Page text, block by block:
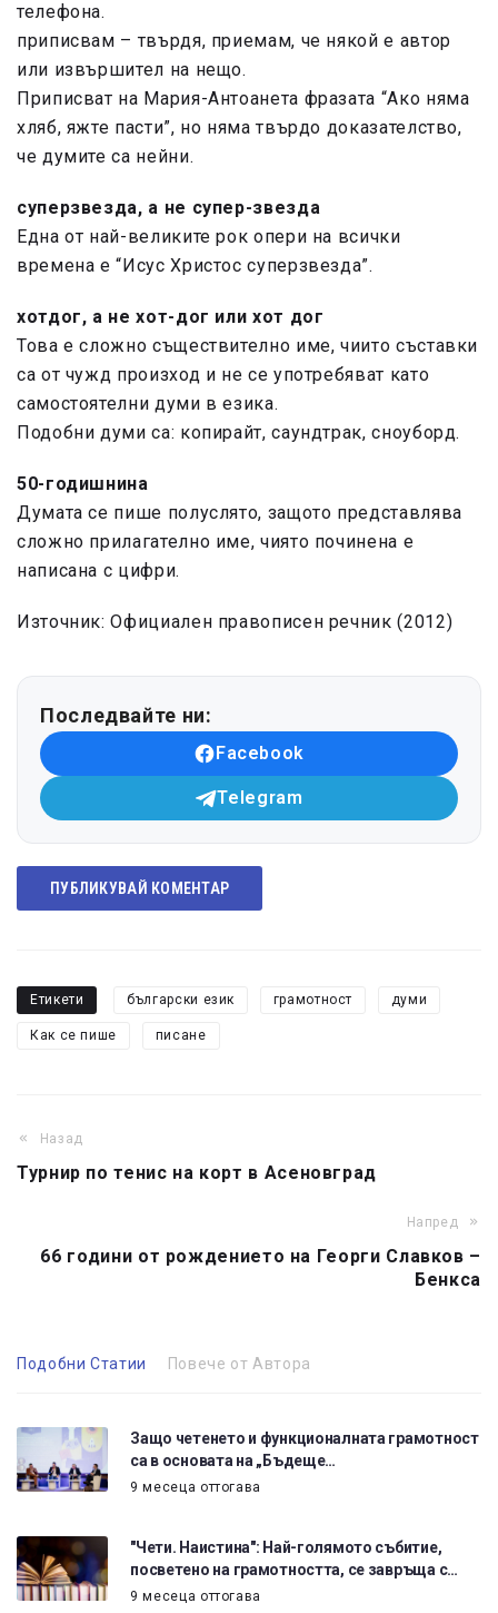
телефона.
приписвам – твърдя, приемам, че някой е автор
или извършител на нещо.
Приписват на Мария-Антоанета фразата “Ако няма
хляб, яжте пасти”, но няма твърдо доказателство,
че думите са нейни.
суперзвезда, а не супер-звезда
Една от най-великите рок опери на всички
времена е “Исус Христос суперзвезда”.
хотдог, а не хот-дог или хот дог
Това е сложно съществително име, чиито съставки
са от чужд произход и не се употребяват като
самостоятелни думи в езика.
Подобни думи са: копирайт, саундтрак, сноуборд.
50-годишнина
Думата се пише полуслято, защото представлява
сложно прилагателно име, чиято починена е
написана с цифри.
Източник: Официален правописен речник (2012)
Последвайте ни:
Facebook
Telegram
ПУБЛИКУВАЙ КОМЕНТАР
Етикети български език грамотност думи
Как се пише писане
Назад
Турнир по тенис на корт в Асеновград
Напред
66 години от рождението на Георги Славков –
Бенкса
Подобни Статии Повече от Автора
Защо четенето и функционалната грамотност
са в основата на „Бъдеще…
9 месеца оттогава
"Чети. Наистина": Най-голямото събитие,
посветено на грамотността, се завръща с…
9 месеца оттогава